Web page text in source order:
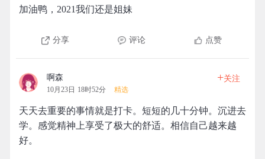
加油鸭，2021我们还是姐妹
分享 评论 点赞
啊森
10月23日 18时52分 精选
+关注
天天去重要的事情就是打卡。短短的几十分钟。沉进去
学。感觉精神上享受了极大的舒适。相信自己越来越
好。